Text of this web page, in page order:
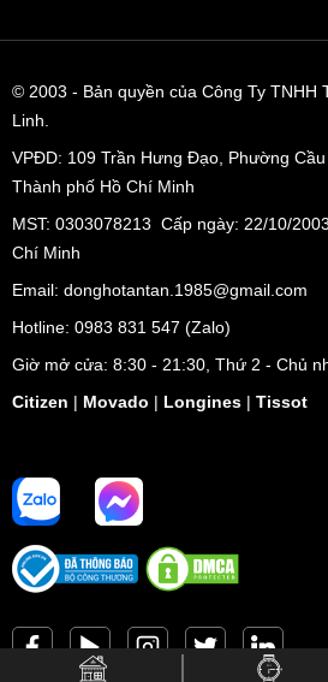
© 2003 - Bản quyền của Công Ty TNHH
Linh.
VPĐD: 109 Trần Hưng Đạo, Phường
Thành phố Hồ Chí Minh
MST: 0303078213 Cấp ngày: 22/10/
Chí Minh
Email: donghotantan.1985@gmail.com
Hotline: 0983 831 547 (Zalo)
Giờ mở cửa: 8:30 - 21:30, Thứ 2 - Chủ
Citizen | Movado | Longines | Tissot